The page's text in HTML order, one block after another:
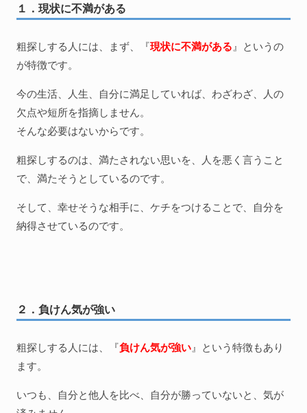
１．現状に不満がある
粗探しする人には、まず、『現状に不満がある』というの
が特徴です。
今の生活、人生、自分に満足していれば、わざわざ、人の
欠点や短所を指摘しません。
そんな必要はないからです。
粗探しするのは、満たされない思いを、人を悪く言うこと
で、満たそうとしているのです。
そして、幸せそうな相手に、ケチをつけることで、自分を
納得させているのです。
２．負けん気が強い
粗探しする人には、『負けん気が強い』という特徴もあり
ます。
いつも、自分と他人を比べ、自分が勝っていないと、気が